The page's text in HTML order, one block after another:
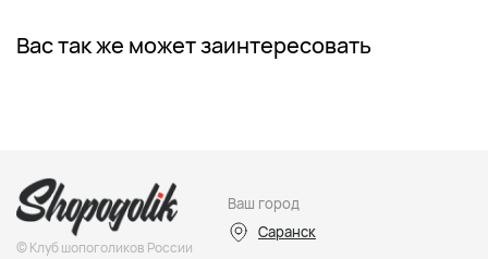
Вас так же может заинтересовать
© Клуб шопоголиков России
Ваш город
Саранск